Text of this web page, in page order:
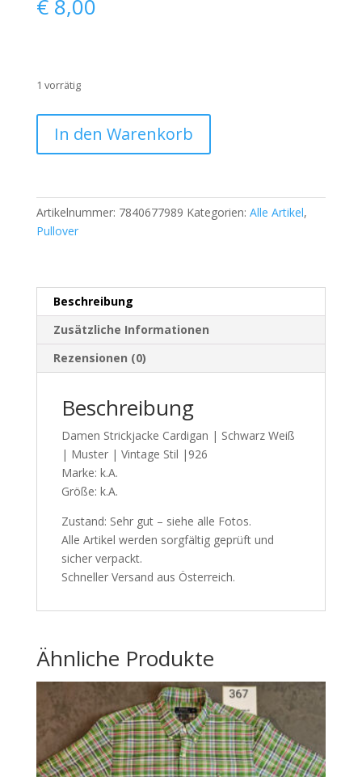
€8,00
1 vorrätig
Strickjacke
Schwarz
Weiß
|
Vintage
|926
Menge
In den Warenkorb
Artikelnummer: 7840677989 Kategorien: Alle Artikel,
Pullover
Beschreibung
Zusätzliche Informationen
Rezensionen (0)
Beschreibung
Damen Strickjacke Cardigan | Schwarz Weiß
| Muster | Vintage Stil |926
Marke: k.A.
Größe: k.A.
Zustand: Sehr gut – siehe alle Fotos.
Alle Artikel werden sorgfältig geprüft und
sicher verpackt.
Schneller Versand aus Österreich.
Ähnliche Produkte